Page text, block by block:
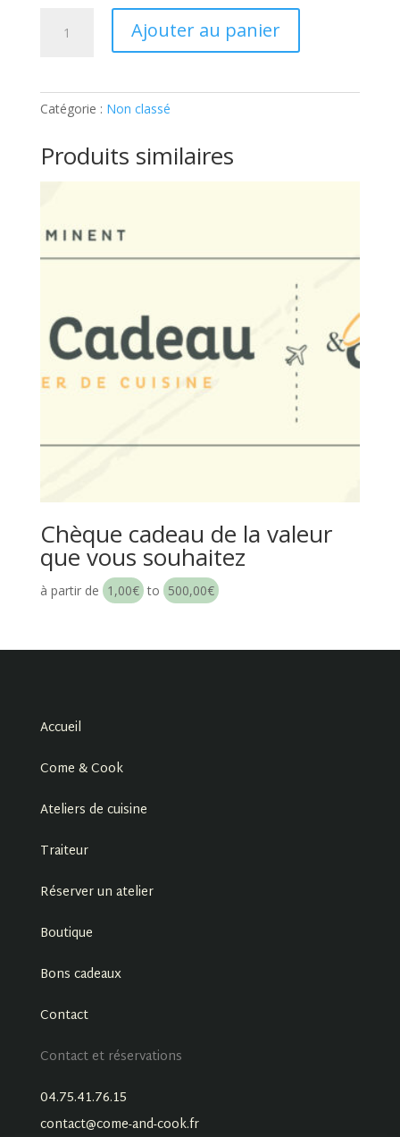
TECHNIQUES
CHEF
–
Ticket
Ajouter au panier
Catégorie : Non classé
Produits similaires
Chèque cadeau de la valeur
que vous souhaitez
à partir de 1,00€ to 500,00€
Accueil
Come & Cook
Ateliers de cuisine
Traiteur
Réserver un atelier
Boutique
Bons cadeaux
Contact
Contact et réservations
04.75.41.76.15
contact@come-and-cook.fr